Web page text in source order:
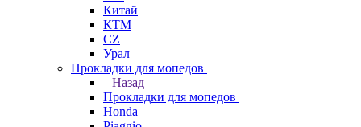
Китай
КТМ
СZ
Урал
Прокладки для мопедов
Назад
Прокладки для мопедов
Honda